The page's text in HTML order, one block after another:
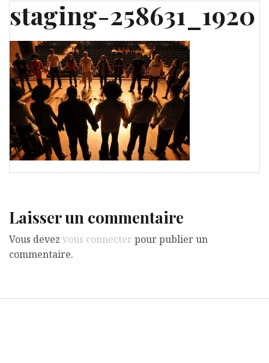
staging-258631_1920
Laisser un commentaire
Vous devez vous connecter pour publier un
commentaire.